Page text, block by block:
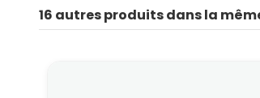
16 autres produits dans la